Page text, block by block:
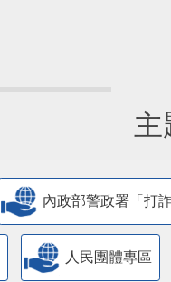
主
內政部警政署「打詐
人民團體專區